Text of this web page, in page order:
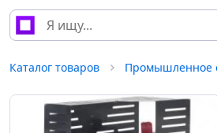
Каталог товаров